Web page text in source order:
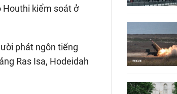
Houthi kiểm soát ở
phát ngôn tiếng
Ras Isa, Hodeidah